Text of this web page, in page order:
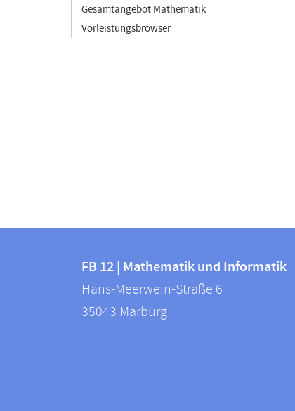
Gesamtangebot Mathematik
Vorleistungsbrowser
Informationen
FB
12
FB 12 | Mathematik und Informatik
Hans-Meerwein-Straße 6
35043 Marburg